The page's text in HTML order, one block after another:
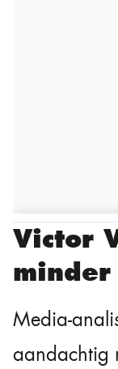
Victor
minder
Media-
aandachtig